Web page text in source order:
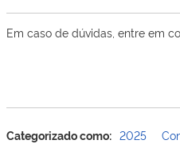
Em caso de dúvidas, entre em
Categorizado como: 2025